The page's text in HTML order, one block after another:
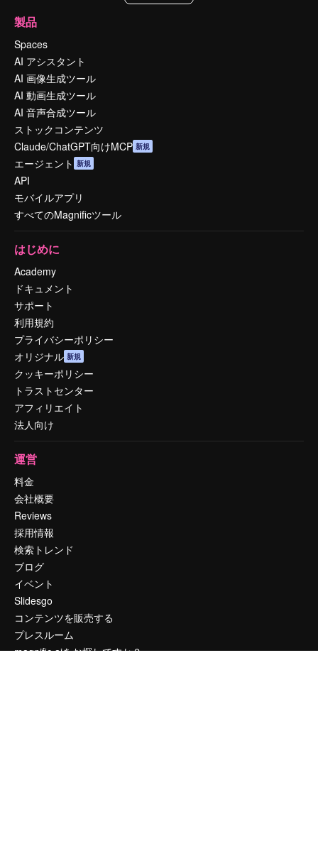
製品
Spaces
AI アシスタント
AI 画像生成ツール
AI 動画生成ツール
AI 音声合成ツール
ストックコンテンツ
Claude/ChatGPT向けMCP 新規
エージェント 新規
API
モバイルアプリ
すべてのMagnificツール
はじめに
Academy
ドキュメント
サポート
利用規約
プライバシーポリシー
オリジナル 新規
クッキーポリシー
トラストセンター
アフィリエイト
法人向け
運営
料金
会社概要
Reviews
採用情報
検索トレンド
ブログ
イベント
Slidesgo
コンテンツを販売する
プレスルーム
magnific.aiをお探しですか？